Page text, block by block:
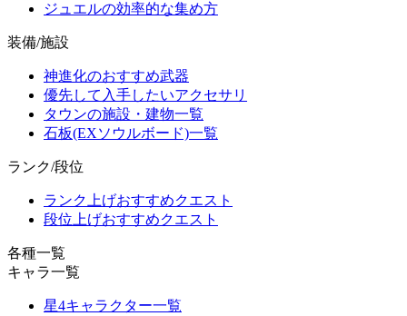
ジュエルの効率的な集め方
装備/施設
神進化のおすすめ武器
優先して入手したいアクセサリ
タウンの施設・建物一覧
石板(EXソウルボード)一覧
ランク/段位
ランク上げおすすめクエスト
段位上げおすすめクエスト
各種一覧
キャラ一覧
星4キャラクター一覧